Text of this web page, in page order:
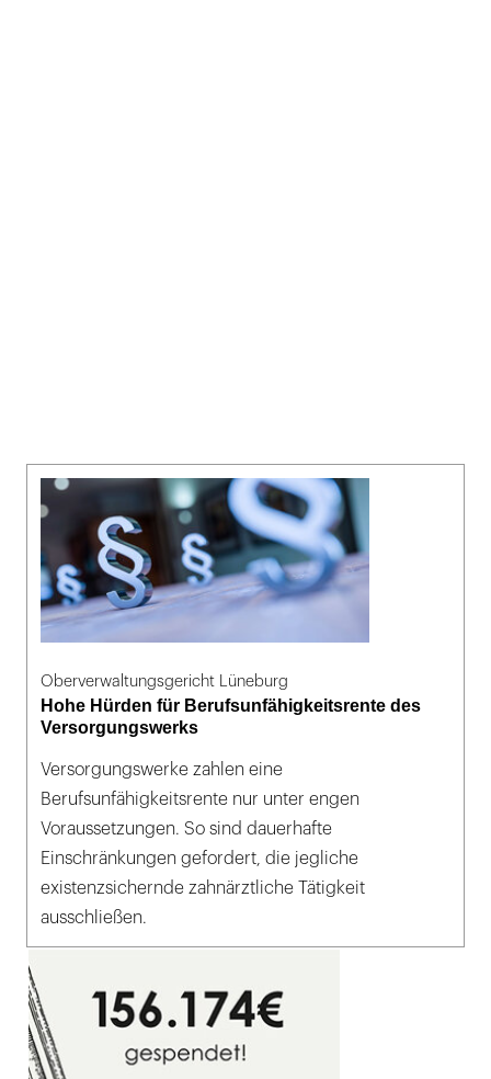
Oberverwaltungsgericht Lüneburg
Hohe Hürden für Berufsunfähigkeitsrente des
Versorgungswerks
Versorgungswerke zahlen eine
Berufsunfähigkeitsrente nur unter engen
Voraussetzungen. So sind dauerhafte
Einschränkungen gefordert, die jegliche
existenzsichernde zahnärztliche Tätigkeit
ausschließen.